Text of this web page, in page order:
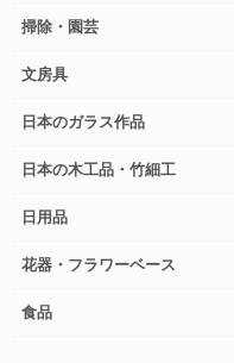
掃除・園芸
文房具
日本のガラス作品
日本の木工品・竹細工
日用品
花器・フラワーベース
食品